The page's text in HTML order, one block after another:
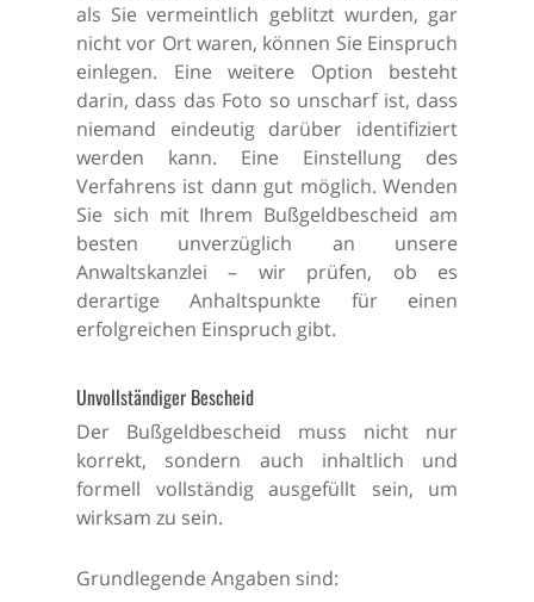
als Sie vermeintlich geblitzt wurden, gar
nicht vor Ort waren, können Sie Einspruch
einlegen. Eine weitere Option besteht
darin, dass das Foto so unscharf ist, dass
niemand eindeutig darüber identifiziert
werden kann. Eine Einstellung des
Verfahrens ist dann gut möglich. Wenden
Sie sich mit Ihrem Bußgeldbescheid am
besten unverzüglich an unsere
Anwaltskanzlei – wir prüfen, ob es
derartige Anhaltspunkte für einen
erfolgreichen Einspruch gibt.
Unvollständiger Bescheid
Der Bußgeldbescheid muss nicht nur
korrekt, sondern auch inhaltlich und
formell vollständig ausgefüllt sein, um
wirksam zu sein.
Grundlegende Angaben sind: